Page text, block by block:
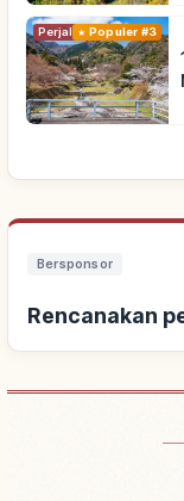
PerjalananPopuler #3
Bersponsor
Rencanakan
Cari